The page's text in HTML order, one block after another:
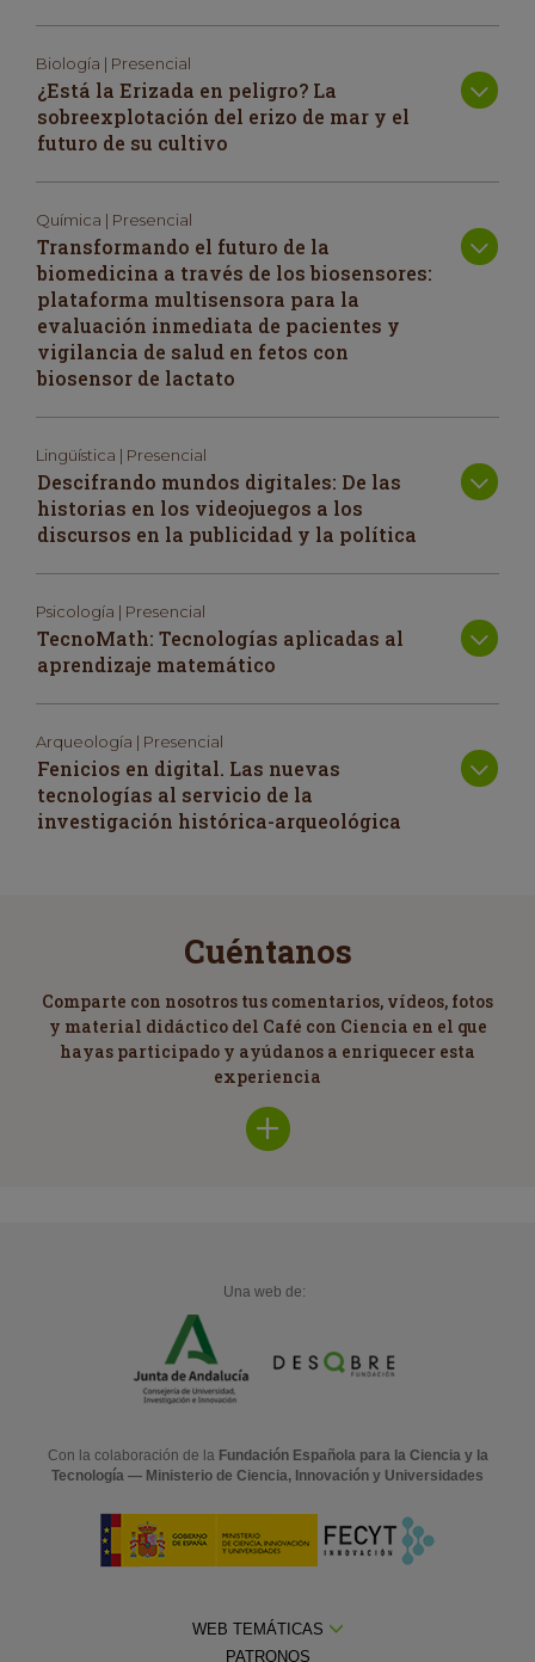
Biología | Presencial
¿Está la Erizada en peligro? La
sobreexplotación del erizo de mar y el
futuro de su cultivo
Química | Presencial
Transformando el futuro de la
biomedicina a través de los biosensores:
plataforma multisensora para la
evaluación inmediata de pacientes y
vigilancia de salud en fetos con
biosensor de lactato
Lingüística | Presencial
Descifrando mundos digitales: De las
historias en los videojuegos a los
discursos en la publicidad y la política
Psicología | Presencial
TecnoMath: Tecnologías aplicadas al
aprendizaje matemático
Arqueología | Presencial
Fenicios en digital. Las nuevas
tecnologías al servicio de la
investigación histórica-arqueológica
Cuéntanos
Comparte con nosotros tus comentarios, vídeos, fotos
y material didáctico del Café con Ciencia en el que
hayas participado y ayúdanos a enriquecer esta
experiencia
Una web de:
Con la colaboración de la Fundación Española para la Ciencia y la
Tecnología — Ministerio de Ciencia, Innovación y Universidades
WEB TEMÁTICAS
PATRONOS